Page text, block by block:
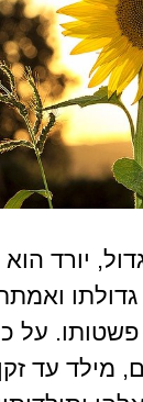
יורד
על כן
מילד עד